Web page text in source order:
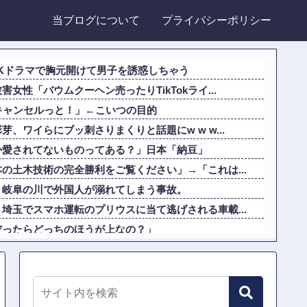
当ブログについて プライバシーポリシー
ドラマで胸元開けて男子を誘惑しちゃう
害女性「バウムクーヘン売ったりTikTokライ...
ンセルっと！」←こいつの目的
芽、ワイらにブッ刺さりまくりと話題にw w w...
されてないものってある？」日本「納豆」
土木技術の完全勝利をご覧ください」→「これは...
阜の川で外国人が溺れてしまう事故。
埼玉でスマホ運転のプリウスに当て逃げされる車載...
たらどっちのほうが上なの？」
収したUSスチール驚異の大復活に米国人が大喜...
ズを巡ってスーパー店員とバトル勃発ｗｗｗ